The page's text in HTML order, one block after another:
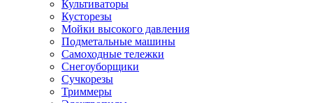
Культиваторы
Кусторезы
Мойки высокого давления
Подметальные машины
Самоходные тележки
Снегоуборщики
Сучкорезы
Триммеры